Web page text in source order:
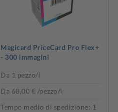
Magicard PriceCard Pro Flex+
- 300 immagini
Da 1 pezzo/i
Da 68,00 € /pezzo/i
Tempo medio di spedizione: 1